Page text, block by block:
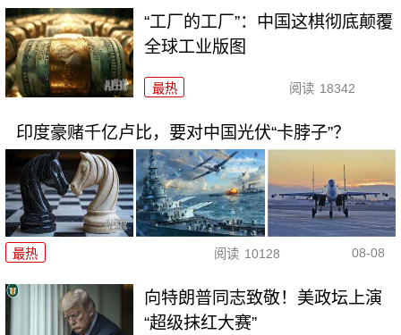
“工厂的工厂”：中国这棋彻底颠覆
全球工业版图
最热 阅读 18342
印度豪赌千亿卢比，要对中国光伏“卡脖子”？
最热 阅读 10128 08-08
向特朗普同志致敬！美政坛上演
“超级抹红大赛”